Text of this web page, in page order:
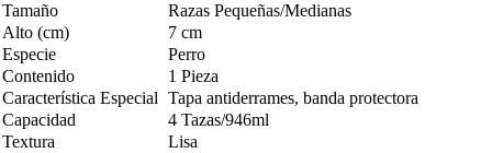
Tamaño
Razas Pequeñas/Medianas
Alto (cm)
7 cm
Especie
Perro
Contenido
1 Pieza
Característica Especial Tapa antiderrames, banda protectora
Capacidad
4 Tazas/946ml
Textura
Lisa